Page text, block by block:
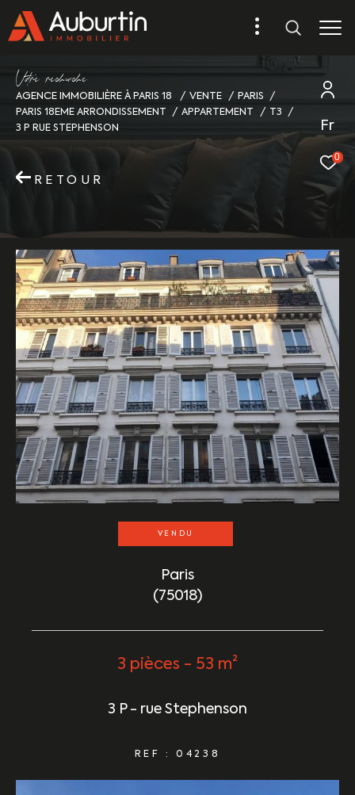
Fr
0
Vore recece
AGENCE IMMOBILIÈRE À PARIS 18 VENTE
PARIS
PARIS 18EME ARRONDISSEMENT
APPARTEMENT
T3
3 P RUE STEPHENSON
RETOUR
VENDU
Paris
(75018)
3 pièces - 53 m²
3 P - rue Stephenson
REF : 04238